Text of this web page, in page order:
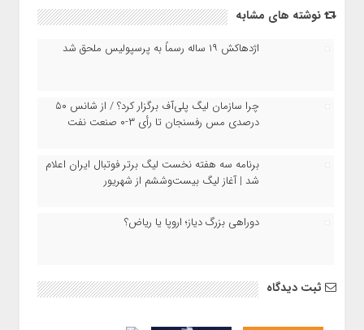
نوشته های مشابه
اژدهاکش ۱۹ ساله رسماً به پرسپولیس ملحق شد
چرا سازمان لیگ پلی‌آف برگزار کرد؟ / از شانس ۵۰
درصدی مس رفسنجان تا رأی ۳-۰ صنعت نفت
برنامه سه هفته نخست لیگ برتر فوتبال ایران اعلام
شد | آغاز لیگ بیست‌وششم از شهریور
دوراهی بزرگ دیاز؛ اروپا یا ریاض؟
ثبت دیدگاه